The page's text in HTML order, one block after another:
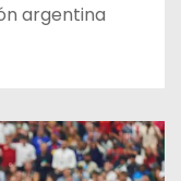
argentina